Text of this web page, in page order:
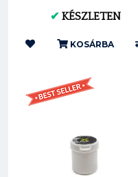
✔ KÉSZLETEN
KOSÁRBA